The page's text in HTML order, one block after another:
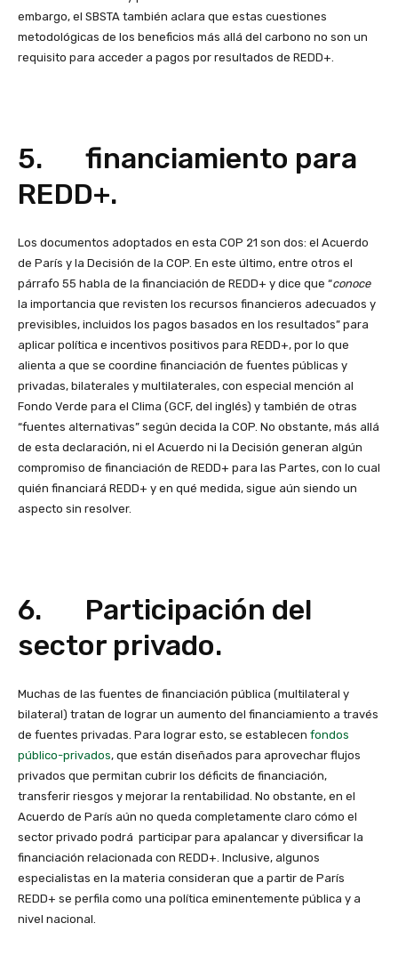
embargo, el SBSTA también aclara que estas cuestiones
metodológicas de los beneficios más allá del carbono no son un
requisito para acceder a pagos por resultados de REDD+.
5. financiamiento para
REDD+.
Los documentos adoptados en esta COP 21 son dos: el Acuerdo
de París y la Decisión de la COP. En este último, entre otros el
párrafo 55 habla de la financiación de REDD+ y dice que “conoce
la importancia que revisten los recursos financieros adecuados y
previsibles, incluidos los pagos basados en los resultados” para
aplicar política e incentivos positivos para REDD+, por lo que
alienta a que se coordine financiación de fuentes públicas y
privadas, bilaterales y multilaterales, con especial mención al
Fondo Verde para el Clima (GCF, del inglés) y también de otras
“fuentes alternativas” según decida la COP. No obstante, más allá
de esta declaración, ni el Acuerdo ni la Decisión generan algún
compromiso de financiación de REDD+ para las Partes, con lo cual
quién financiará REDD+ y en qué medida, sigue aún siendo un
aspecto sin resolver.
6. Participación del
sector privado.
Muchas de las fuentes de financiación pública (multilateral y
bilateral) tratan de lograr un aumento del financiamiento a través
de fuentes privadas. Para lograr esto, se establecen fondos
público-privados, que están diseñados para aprovechar flujos
privados que permitan cubrir los déficits de financiación,
transferir riesgos y mejorar la rentabilidad. No obstante, en el
Acuerdo de París aún no queda completamente claro cómo el
sector privado podrá participar para apalancar y diversificar la
financiación relacionada con REDD+. Inclusive, algunos
especialistas en la materia consideran que a partir de París
REDD+ se perfila como una política eminentemente pública y a
nivel nacional.